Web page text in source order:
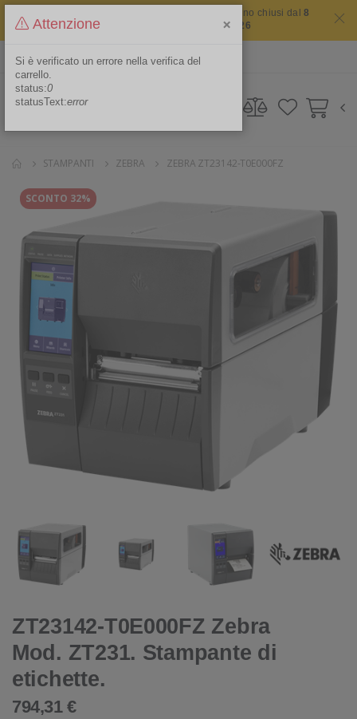
Il sito non chiude mai ma i nostri uffici saranno chiusi dal8
agosto 2026 al 16 agosto 2026
Area Riservata
STAMPANTI ZEBRA ZEBRA ZT23142-T0E000FZ
SCONTO 32%
ZT23142-T0E000FZ Zebra
Mod. ZT231. Stampante di
etichette.
794,31 €
Attenzione ×
Si è verificato un errore nella verifica del
carrello.
status:0
statusText:error